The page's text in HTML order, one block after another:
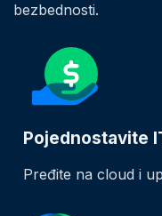
bezbednosti.
Pojednostavite
Pređite na cloud i